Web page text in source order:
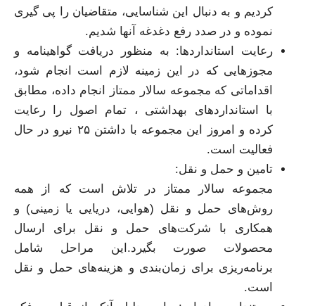
کردیم و به دنبال این شناسایی، متقاضیان را پی گیری
نموده و در صدد رفع دغدغه آنها شدیم.
رعایت استانداردها: به منظور دریافت گواهینامه و
مجوزهایی که در این زمینه لازم است انجام شود،
اقداماتی که مجموعه سالار ممتاز انجام داده، مطابق
با استانداردهای بهداشتی ، تمام اصول را رعایت
کرده و امروز این مجموعه با داشتن ۲۵ نیرو در حال
فعالیت است.
تامین و حمل و نقل:
مجموعه سالار ممتاز در تلاش است که از همه
روش‌های حمل و نقل (هوایی، دریایی یا زمینی) و
همکاری با شرکت‌های حمل و نقل برای ارسال
محصولات صورت بگیرد.این مراحل شامل
برنامه‌ریزی برای زمان‌بندی و هزینه‌های حمل و نقل
است.